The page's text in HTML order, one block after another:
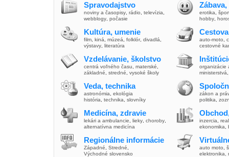
Spravodajstvo
noviny a časopisy rádio televízia
webblogy počasie
Kultúra, umenie
film kiná múzeá folklór, divadlá
výstavy literatúra
Vzdelávanie, školstvo
centrá voľného času materské
základné
stredné vysoké školy
Veda, technika
astronómia
ekológia
história
technika slovníky
Medicína, zdravie
lekári a ambulancie lieky choroby
alternatívna medicína
Regionálne informácie
Západné Stredné
Východné slovensko
erotika
hobby
auto-moto
cestovné
organizácie
ministerstvá
zákon a
politika
inzercia
ekonomika
auto moto
elektronika,